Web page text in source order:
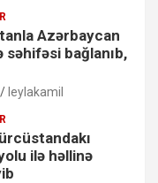
Azərbaycan
səhifəsi bağlanıb,
leylakamil
ilə həllinə